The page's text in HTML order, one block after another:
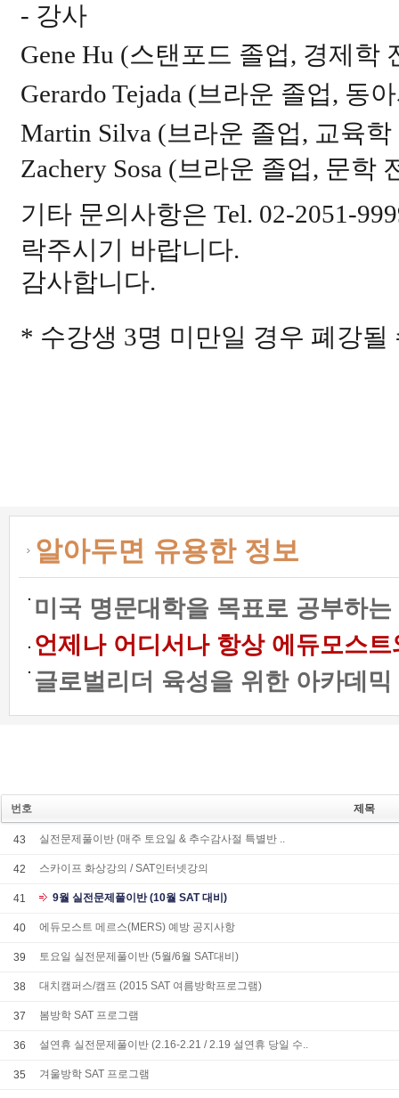
- 강사
Gene Hu (스탠포드 졸업, 경제학
Gerardo Tejada (브라운 졸업, 동
Martin Silva (브라운 졸업, 교육학
Zachery Sosa (브라운 졸업, 문학
기타 문의사항은 Tel. 02-2051-
락주시기 바랍니다.
감사합니다.
* 수강생 3명 미만일 경우 폐강될
알아두면 유용한 정보
미국 명문대학을 목표로 공부하
언제나 어디서나 항상 에듀모스
글로벌리더 육성을 위한 아카데
번호 제목
43 실전문제풀이반 (매주 토요일 & 추수감사절 특별반 ..
42 스카이프 화상강의 / SAT인터넷강의
41 9월 실전문제풀이반 (10월 SAT 대비)
40 에듀모스트 메르스(MERS) 예방 공지사항
39 토요일 실전문제풀이반 (5월/6월 SAT대비)
38 대치캠퍼스/캠프 (2015 SAT 여름방학프로그램)
37 봄방학 SAT 프로그램
36 설연휴 실전문제풀이반 (2.16-2.21 / 2.19 설연휴 당일 수..
35 겨울방학 SAT 프로그램